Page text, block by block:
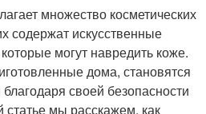
Стабильный крем
множество косметических
содержат искусственные
могут навредить коже.
дома, становятся
своей безопасности
мы расскажем, как